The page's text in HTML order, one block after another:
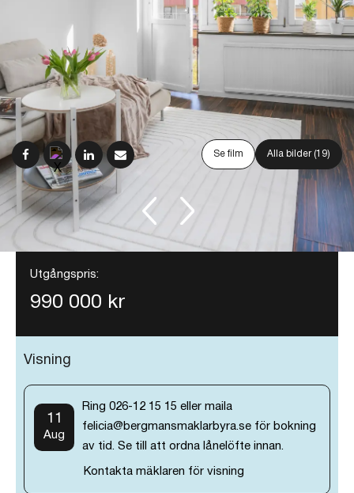
Se film Alla bilder (19)
Utgångspris:
990 000 kr
Visning
11
Aug
Ring 026-12 15 15 eller maila
felicia@bergmansmaklarbyra.se för bokning
av tid. Se till att ordna lånelöfte innan.
Kontakta mäklaren för visning